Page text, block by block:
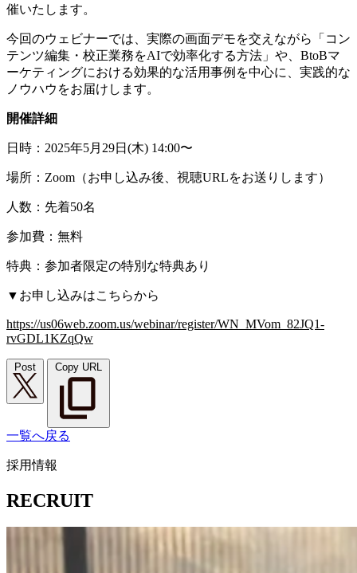
催いたします。
今回のウェビナーでは、実際の画面デモを交えながら「コン
テンツ編集・校正業務をAIで効率化する方法」や、BtoBマ
ーケティングにおける効果的な活用事例を中心に、実践的な
ノウハウをお届けします。
開催詳細
日時：2025年5月29日(木) 14:00〜
場所：Zoom（お申し込み後、視聴URLをお送りします）
人数：先着50名
参加費：無料
特典：参加者限定の特別な特典あり
▼お申し込みはこちらから
https://us06web.zoom.us/webinar/register/WN_MVom_82JQ1-
rvGDL1KZqQw
一覧へ戻る
採用情報
RECRUIT